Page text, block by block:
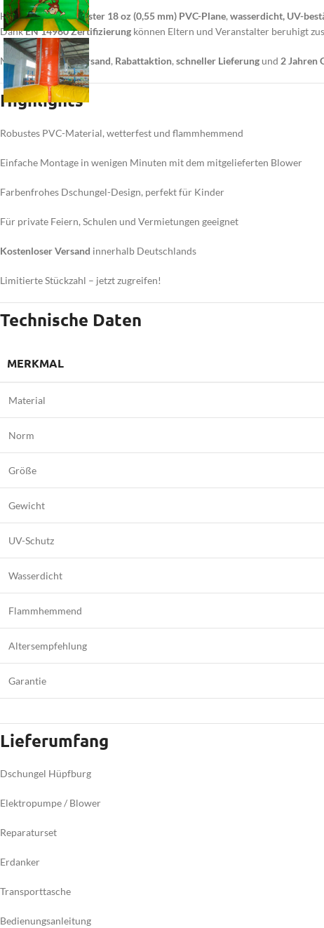
Hergestellt ausrobuster 18 oz (0,55 mm) PVC-Plane,wasserdicht, UV-
DankEN 14960 Zertifizierung können Eltern und Veranstalter beruhigt
Mit kostenlosem Versand, Rabattaktion,schneller Lieferung und 2 Jahren
Highlights
Robustes PVC-Material, wetterfest und flammhemmend
Einfache Montage in wenigen Minuten mit dem mitgelieferten Blower
Farbenfrohes Dschungel-Design, perfekt für Kinder
Für private Feiern, Schulen und Vermietungen geeignet
Kostenloser Versand innerhalb Deutschlands
Limitierte Stückzahl – jetzt zugreifen!
Technische Daten
MERKMAL
Material
Norm
Größe
Gewicht
UV-Schutz
Wasserdicht
Flammhemmend
Altersempfehlung
Garantie
Lieferumfang
Dschungel Hüpfburg
Elektropumpe / Blower
Reparaturset
Erdanker
Transporttasche
Bedienungsanleitung